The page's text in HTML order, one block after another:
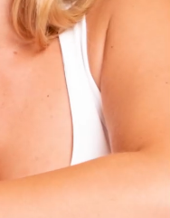
我的地址
我的訂閱
繁體中文
8/11/26
預計送達日期